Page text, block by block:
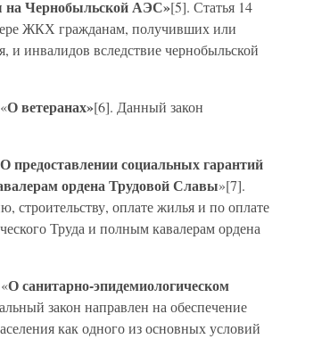
на Чернобыльской АЭС»[5]. Статья 14
ЖКХ гражданам, получивших или
и инвалидов вследствие чернобыльской
О ветеранах»[6]. Данный закон
О предоставлении социальных гарантий
ордена Трудовой Славы»[7].
строительству, оплате жилья и по оплате
Труда и полным кавалерам ордена
О санитарно-эпидемиологическом
закон направлен на обеспечение
как одного из основных условий